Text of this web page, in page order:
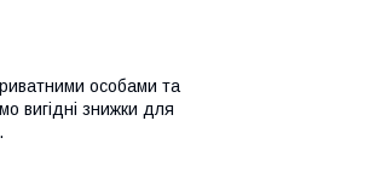
особами та
вигідні знижки для